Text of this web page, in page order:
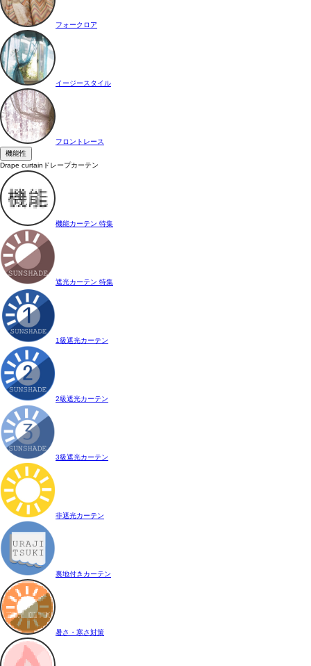
フォークロア
イージースタイル
フロントレース
機能性
Drape curtain ドレープカーテン
機能カーテン 特集
遮光カーテン 特集
1級遮光カーテン
2級遮光カーテン
3級遮光カーテン
非遮光カーテン
裏地付きカーテン
暑さ・寒さ対策